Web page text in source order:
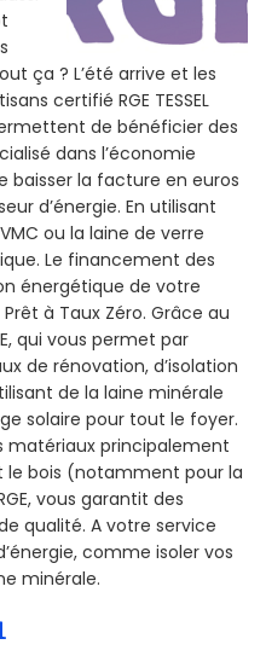
ça ? L’été arrive et les
certifié RGE TESSEL
de bénéficier des
dans l’économie
baisser la facture en euros
d’énergie. En utilisant
ou la laine de verre
Le financement des
énergétique de votre
à Taux Zéro. Grâce au
qui vous permet par
de rénovation, d’isolation
de la laine minérale
solaire pour tout le foyer.
matériaux principalement
le bois (notamment pour la
vous garantit des
qualité. A votre service
comme isoler vos
minérale.